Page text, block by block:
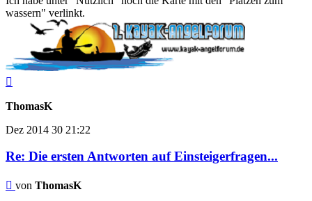
wassern" verlinkt.
ThomasK
Dez 2014 30 21:22
Re: Die ersten Antworten auf Einsteigerfragen...
Beitrag
von ThomasK